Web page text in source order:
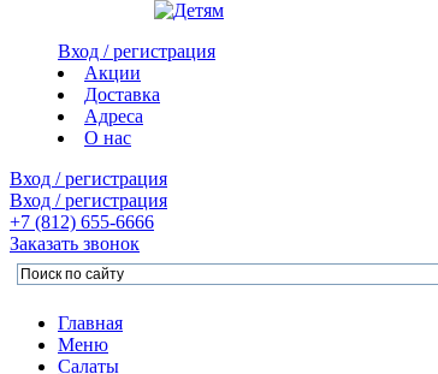
Вход / регистрация
Акции
Доставка
Адреса
О нас
Вход / регистрация
Вход / регистрация
+7 (812) 655-6666
Заказать звонок
Главная
Меню
Салаты